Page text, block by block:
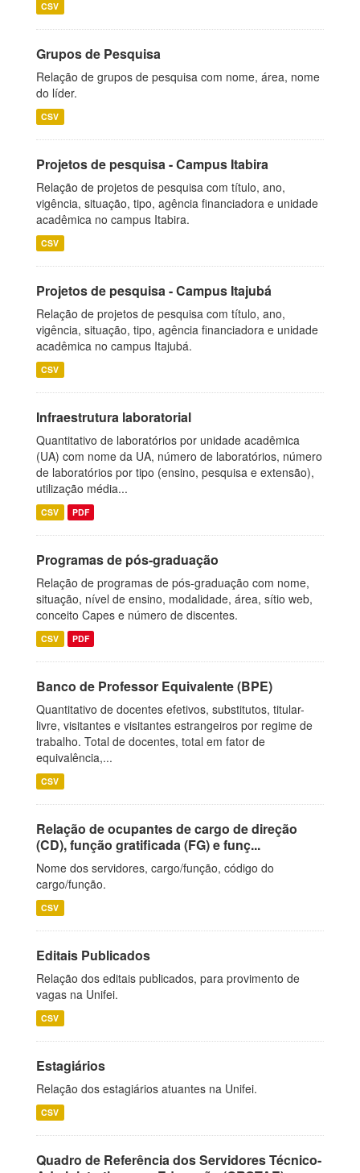
CSV
Grupos de Pesquisa
Relação de grupos de pesquisa com nome, área, nome
do líder.
CSV
Projetos de pesquisa - Campus Itabira
Relação de projetos de pesquisa com título, ano,
vigência, situação, tipo, agência financiadora e unidade
acadêmica no campus Itabira.
CSV
Projetos de pesquisa - Campus Itajubá
Relação de projetos de pesquisa com título, ano,
vigência, situação, tipo, agência financiadora e unidade
acadêmica no campus Itajubá.
CSV
Infraestrutura laboratorial
Quantitativo de laboratórios por unidade acadêmica
(UA) com nome da UA, número de laboratórios, número
de laboratórios por tipo (ensino, pesquisa e extensão),
utilização média...
CSV PDF
Programas de pós-graduação
Relação de programas de pós-graduação com nome,
situação, nível de ensino, modalidade, área, sítio web,
conceito Capes e número de discentes.
CSV PDF
Banco de Professor Equivalente (BPE)
Quantitativo de docentes efetivos, substitutos, titular-
livre, visitantes e visitantes estrangeiros por regime de
trabalho. Total de docentes, total em fator de
equivalência,...
CSV
Relação de ocupantes de cargo de direção
(CD), função gratificada (FG) e funç...
Nome dos servidores, cargo/função, código do
cargo/função.
CSV
Editais Publicados
Relação dos editais publicados, para provimento de
vagas na Unifei.
CSV
Estagiários
Relação dos estagiários atuantes na Unifei.
CSV
Quadro de Referência dos Servidores Técnico-